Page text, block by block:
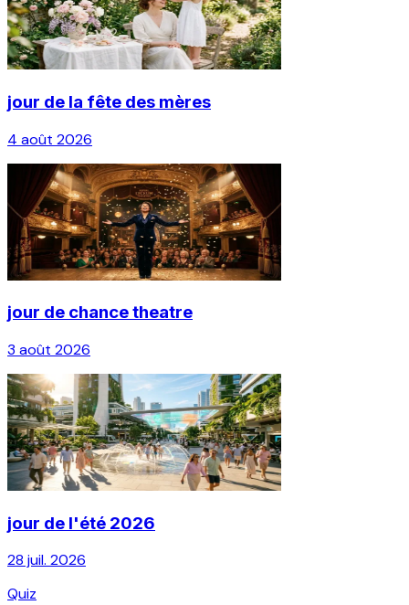
jour de la fête des mères
4 août 2026
jour de chance theatre
3 août 2026
jour de l'été 2026
28 juil. 2026
Quiz